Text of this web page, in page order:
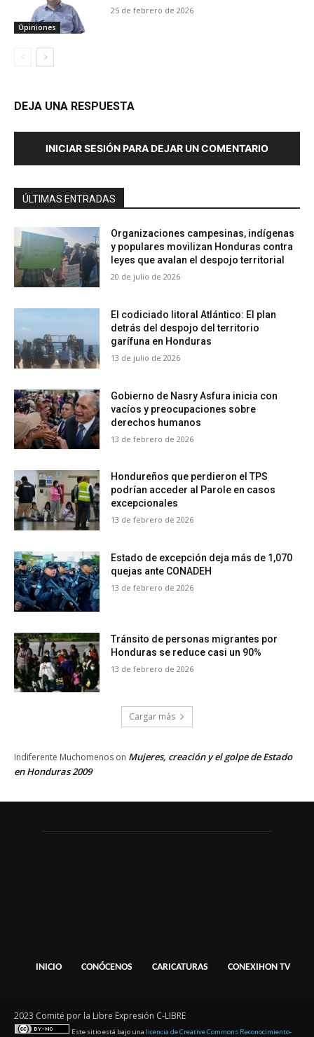
Opiniones
25 de febrero de 2026
DEJA UNA RESPUESTA
INICIAR SESIÓN PARA DEJAR UN COMENTARIO
ÚLTIMAS ENTRADAS
Organizaciones campesinas, indígenas
y populares movilizan Honduras contra
leyes que avalan el despojo territorial
20 de julio de 2026
El codiciado litoral Atlántico: El plan
detrás del despojo del territorio
garífuna en Honduras
13 de julio de 2026
Gobierno de Nasry Asfura inicia con
vacíos y preocupaciones sobre
derechos humanos
13 de febrero de 2026
Hondureños que perdieron el TPS
podrían acceder al Parole en casos
excepcionales
13 de febrero de 2026
Estado de excepción deja más de 1,070
quejas ante CONADEH
13 de febrero de 2026
Tránsito de personas migrantes por
Honduras se reduce casi un 90%
13 de febrero de 2026
Cargar más
Indiferente Muchomenos on Mujeres, creación y el golpe de Estado
en Honduras 2009
INICIO CONÓCENOS CARICATURAS CONEXIHON TV
2023 Comité por la Libre Expresión C-LIBRE
Este sitio está bajo una licencia de Creative Commons Reconocimiento-